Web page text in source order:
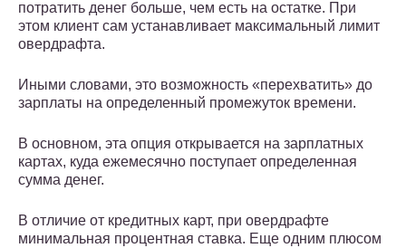
потратить денег больше, чем есть на остатке. При
этом клиент сам устанавливает максимальный лимит
овердрафта.
Иными словами, это возможность «перехватить» до
зарплаты на определенный промежуток времени.
В основном, эта опция открывается на зарплатных
картах, куда ежемесячно поступает определенная
сумма денег.
В отличие от кредитных карт, при овердрафте
минимальная процентная ставка. Еще одним плюсом